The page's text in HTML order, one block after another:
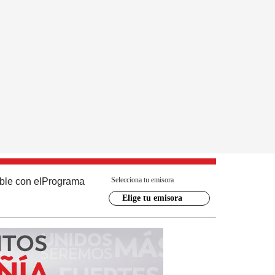
con el Programa Selecciona tu emisora
Elige tu emisora